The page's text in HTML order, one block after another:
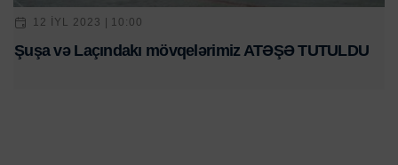
12 IYL 2023 | 10:00
Şuşa və Laçındakı mövqelərimiz ATƏŞƏ TUTULDU